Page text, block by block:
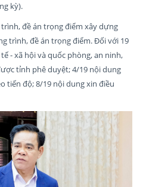
kỳ).
đề án trọng điểm xây dựng
trình, đề án trọng điểm. Đối với 19
- xã hội và quốc phòng, an ninh,
tỉnh phê duyệt; 4/19 nội dung
tiến độ; 8/19 nội dung xin điều